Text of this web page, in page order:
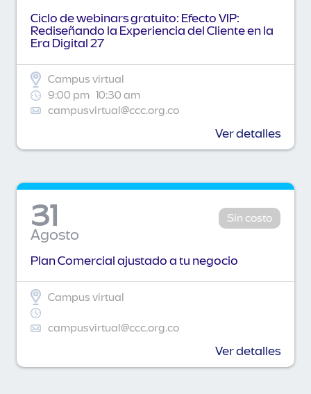
Ciclo de webinars gratuito: Efecto VIP:
Rediseñando la Experiencia del Cliente en la
Era Digital 27
Campus virtual
9:00 pm 10:30 am
campusvirtual@ccc.org.co
Ver detalles
31
Agosto
Sin costo
Plan Comercial ajustado a tu negocio
Campus virtual
campusvirtual@ccc.org.co
Ver detalles